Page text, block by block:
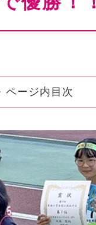
ページ内目次